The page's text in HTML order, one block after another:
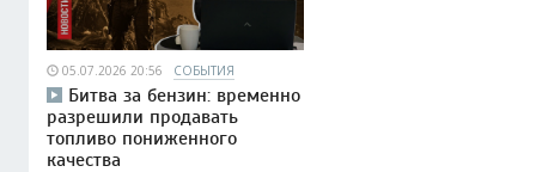
05.07.2026 20:56 СОБЫТИЯ
Битва за бензин: временно
разрешили продавать
топливо пониженного
качества